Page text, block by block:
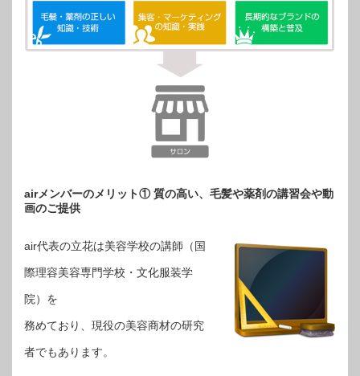
airメンバーのメリット① 質の高い、毛髪や薬剤の講習会や動
画のご提供
air代表の立花は美容学校の講師（国
際理容美容専門学校・文化服装学
院）を
務めており、現役の美容商材の研究
者でもあります。